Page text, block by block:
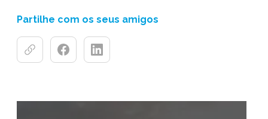
Partilhe com os seus amigos